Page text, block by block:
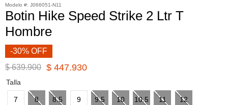
: J066051-N11
Botin Hike Speed Strike 2 Ltr T
Hombre
-30% OFF
$ 639.900 $ 447.930
Talla
10 10.5 11 12
7 8 8.5 9 9.5
7.
sandalias
8.
botas hombre
9.
cachuchas
10. moab 3